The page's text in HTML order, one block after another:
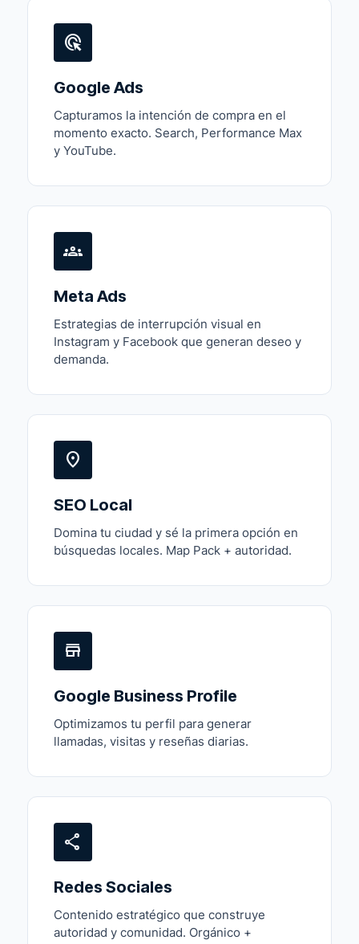
ads_click
Google Ads
Capturamos la intención de compra en el
momento exacto. Search, Performance Max
y YouTube.
groups
Meta Ads
Estrategias de interrupción visual en
Instagram y Facebook que generan deseo y
demanda.
location_on
SEO Local
Domina tu ciudad y sé la primera opción en
búsquedas locales. Map Pack + autoridad.
store
Google Business Profile
Optimizamos tu perfil para generar
llamadas, visitas y reseñas diarias.
share
Redes Sociales
Contenido estratégico que construye
autoridad y comunidad. Orgánico +